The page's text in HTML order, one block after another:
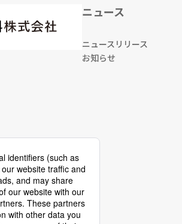
ニュース
ニュースリリース
お知らせ